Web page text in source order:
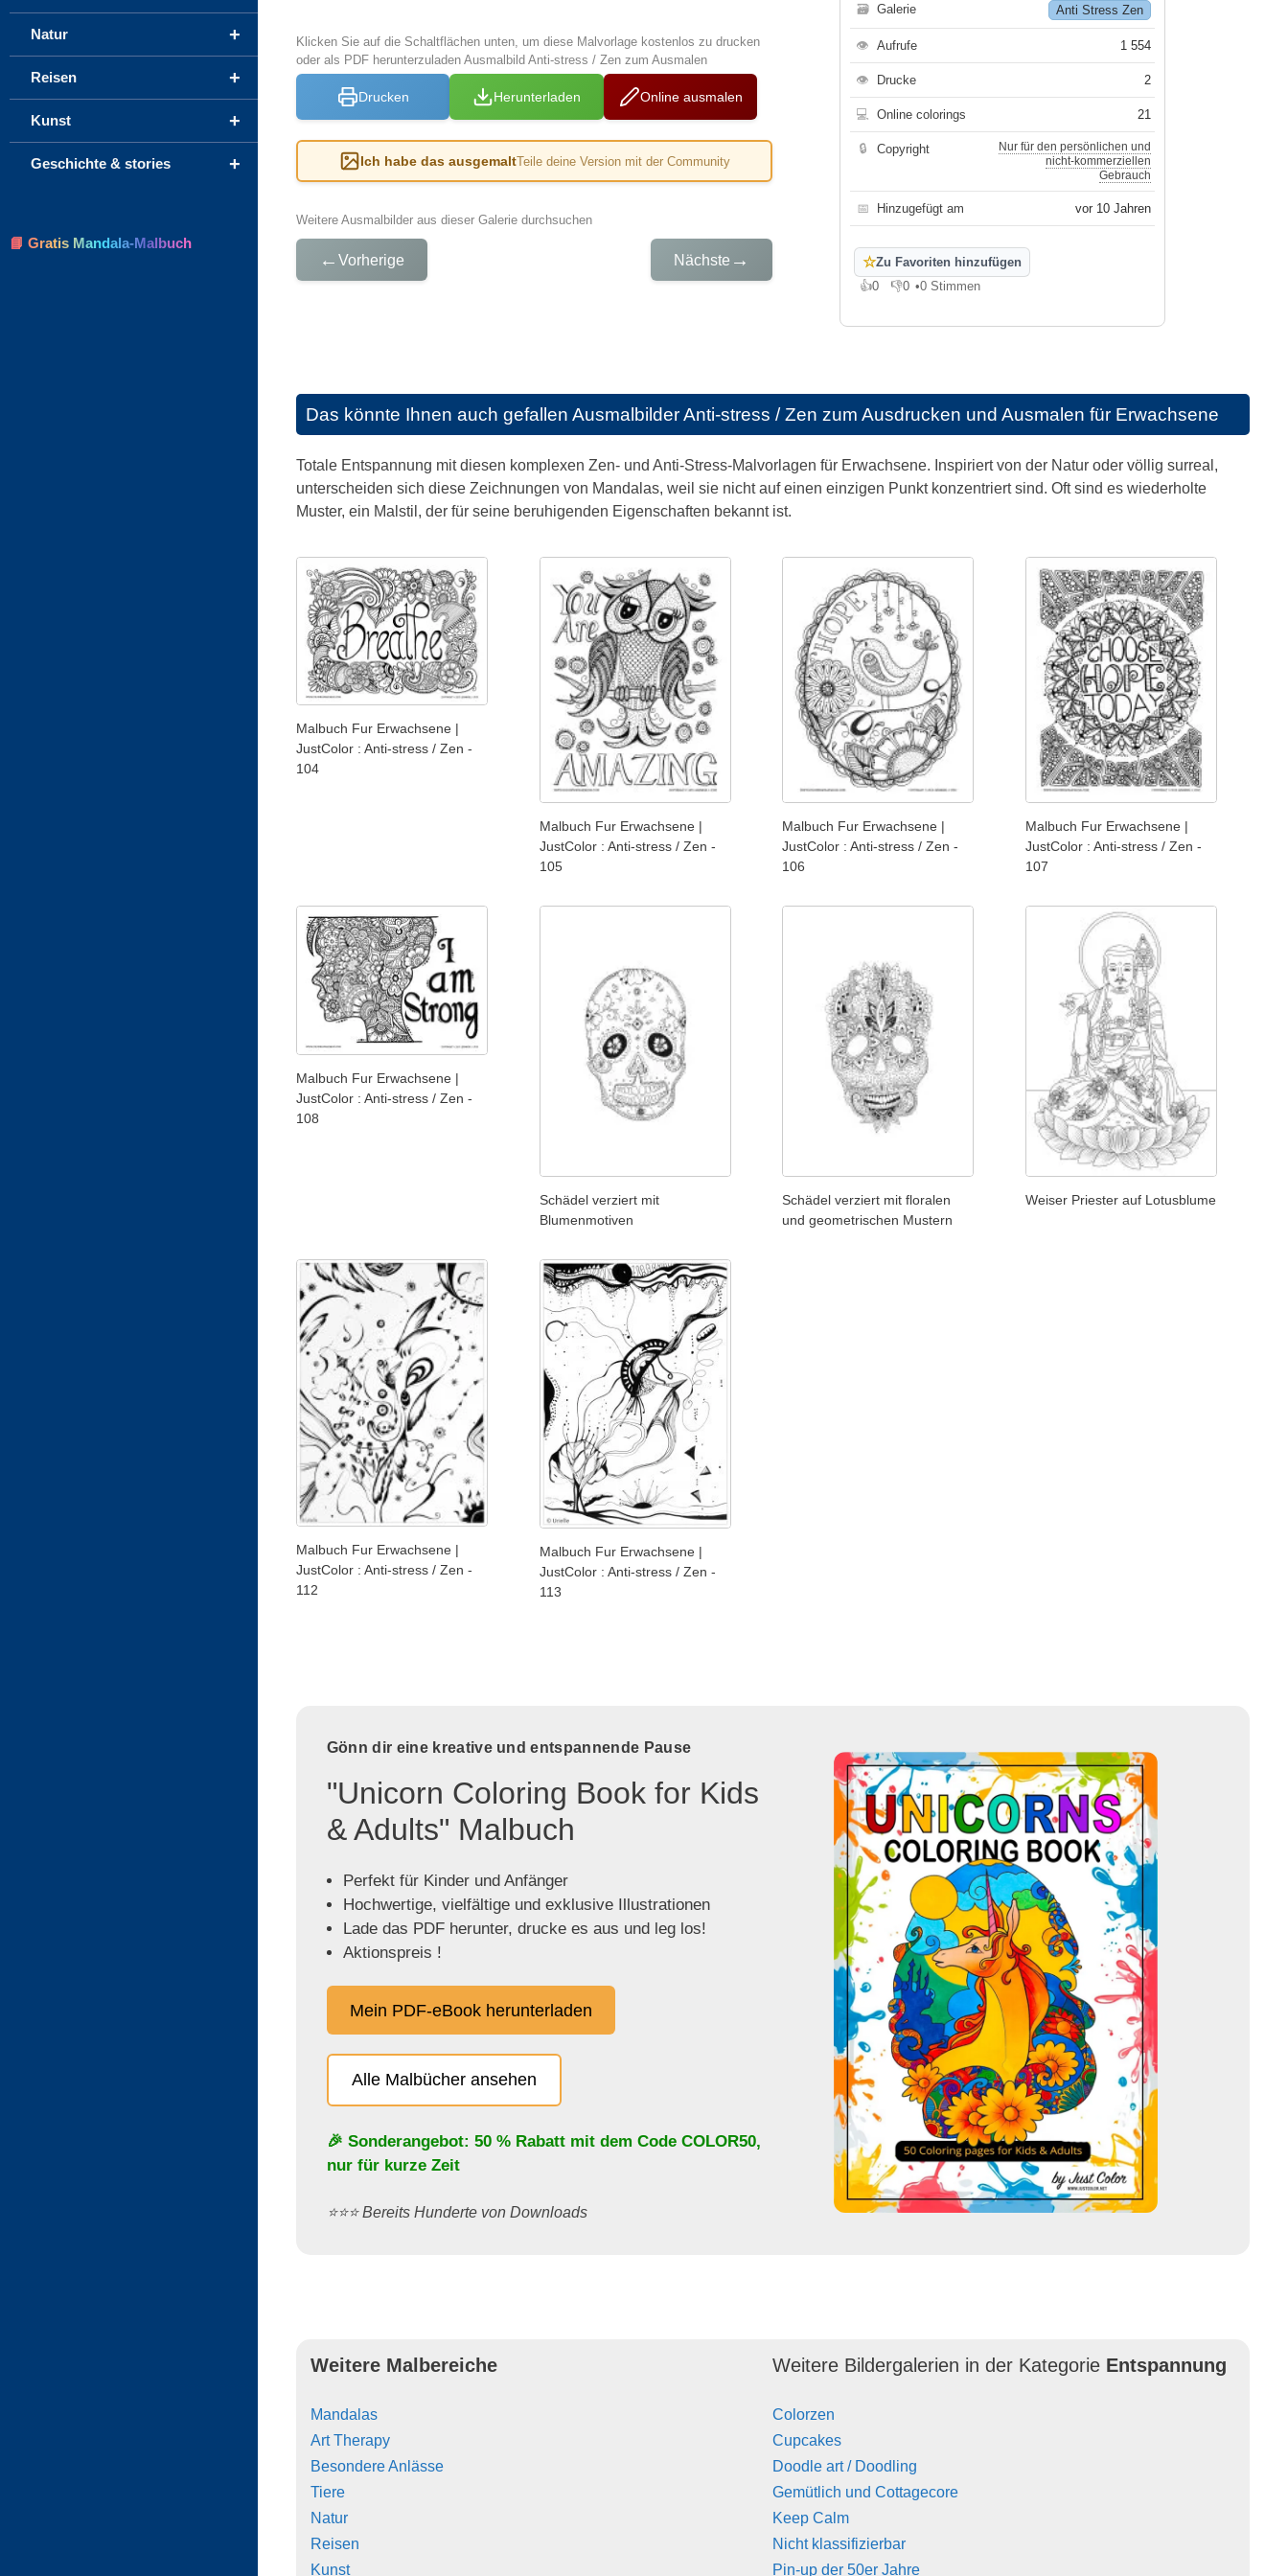
Klicken Sie auf die Schaltflächen unten, um diese Malvorlage kostenlos zu drucken
oder als PDF herunterzuladen Ausmalbild Anti-stress / Zen zum Ausmalen
Drucken Herunterladen Online ausmalen
Ich habe das ausgemaltTeile deine Version mit der Community
Weitere Ausmalbilder aus dieser Galerie durchsuchen
← Vorherige Nächste →
🗃 Galerie Anti Stress Zen
👁 Aufrufe 1 554
👁 Drucke 2
💻 Online colorings 21
🔒 Copyright
Nur für den persönlichen und
nicht-kommerziellen
Gebrauch
📅 Hinzugefügt am vor 10 Jahren
☆Zu Favoriten hinzufügen
👍0
Gefällt mir
👎0
Gefällt mir nicht
•0 Stimmen
Das könnte Ihnen auch gefallen Ausmalbilder Anti-stress / Zen zum Ausdrucken und Ausmalen für Erwachsene
Totale Entspannung mit diesen komplexen Zen- und Anti-Stress-Malvorlagen für Erwachsene. Inspiriert von der Natur oder völlig surreal,
unterscheiden sich diese Zeichnungen von Mandalas, weil sie nicht auf einen einzigen Punkt konzentriert sind. Oft sind es wiederholte
Muster, ein Malstil, der für seine beruhigenden Eigenschaften bekannt ist.
Malbuch Fur Erwachsene |
JustColor : Anti-stress / Zen -
104
Malbuch Fur Erwachsene |
JustColor : Anti-stress / Zen -
105
Malbuch Fur Erwachsene |
JustColor : Anti-stress / Zen -
106
Malbuch Fur Erwachsene |
JustColor : Anti-stress / Zen -
107
Malbuch Fur Erwachsene |
JustColor : Anti-stress / Zen -
108
Schädel verziert mit
Blumenmotiven
Schädel verziert mit floralen
und geometrischen Mustern
Weiser Priester auf Lotusblume
Malbuch Fur Erwachsene |
JustColor : Anti-stress / Zen -
112
Malbuch Fur Erwachsene |
JustColor : Anti-stress / Zen -
113
Gönn dir eine kreative und entspannende Pause
"Unicorn Coloring Book for Kids
& Adults" Malbuch
Perfekt für Kinder und Anfänger
Hochwertige, vielfältige und exklusive Illustrationen
Lade das PDF herunter, drucke es aus und leg los!
Aktionspreis !
Mein PDF-eBook herunterladen
Alle Malbücher ansehen
🎉 Sonderangebot: 50 % Rabatt mit dem Code COLOR50,
nur für kurze Zeit
⭐️⭐️⭐️ Bereits Hunderte von Downloads
Weitere Malbereiche
Mandalas
Art Therapy
Besondere Anlässe
Tiere
Natur
Reisen
Kunst
Weitere Bildergalerien in der Kategorie Entspannung
Colorzen
Cupcakes
Doodle art / Doodling
Gemütlich und Cottagecore
Keep Calm
Nicht klassifizierbar
Pin-up der 50er Jahre
+
Natur
+
Reisen
+
Kunst
+
Geschichte & stories
📘 Gratis Mandala-Malbuch